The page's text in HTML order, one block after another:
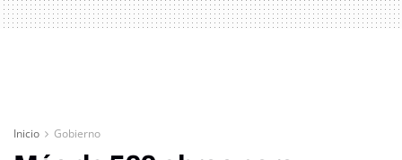
Inicio Gobierno